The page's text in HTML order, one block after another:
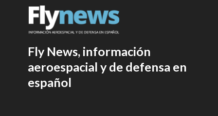
Fly News, información
aeroespacial y de defensa en
español